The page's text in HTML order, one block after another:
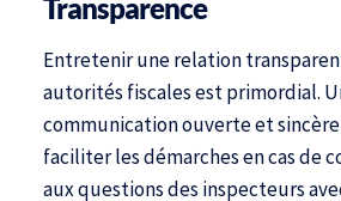
Transparence
Entretenir une relation
autorités fiscales est primordial.
communication ouverte et
faciliter les démarches en cas de
aux questions des inspecteurs